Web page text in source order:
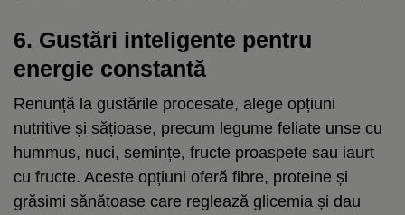
6. Gustări inteligente pentru
energie constantă
Renunță la gustările procesate, alege opțiuni
nutritive și sățioase, precum legume feliate unse cu
hummus, nuci, semințe, fructe proaspete sau iaurt
cu fructe. Aceste opțiuni oferă fibre, proteine și
grăsimi sănătoase care reglează glicemia și dau